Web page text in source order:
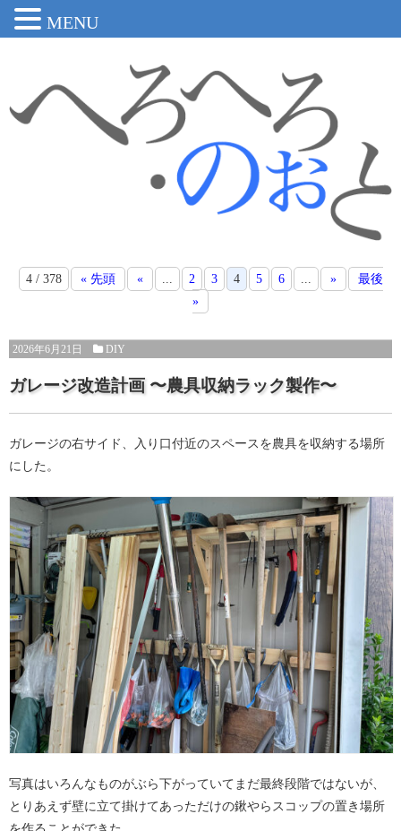
4 / 378 « 先頭 « 2 3 4 5 6 »
最後
»
2026年6月21日 DIY
ガレージ改造計画 〜農具収納ラック製作〜
ガレージの右サイド、入り口付近のスペースを農具を収納する場所
にした。
写真はいろんなものがぶら下がっていてまだ最終段階ではないが、
とりあえず壁に立て掛けてあっただけの鍬やらスコップの置き場所
MENU